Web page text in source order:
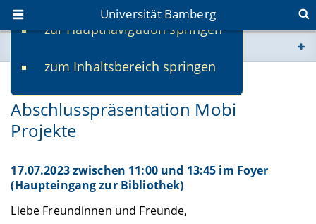
zur Hauptnavigation springen
zum Inhaltsbereich springen
Universität Bamberg
www.uni-bamberg.de
univis.uni-bamberg.de
Abschlusspräsentation Mobi
Projekte
17.07.2023 zwischen 11:00 und 13:45 im Foyer
(Haupteingang zur Bibliothek)
Liebe Freundinnen und Freunde,